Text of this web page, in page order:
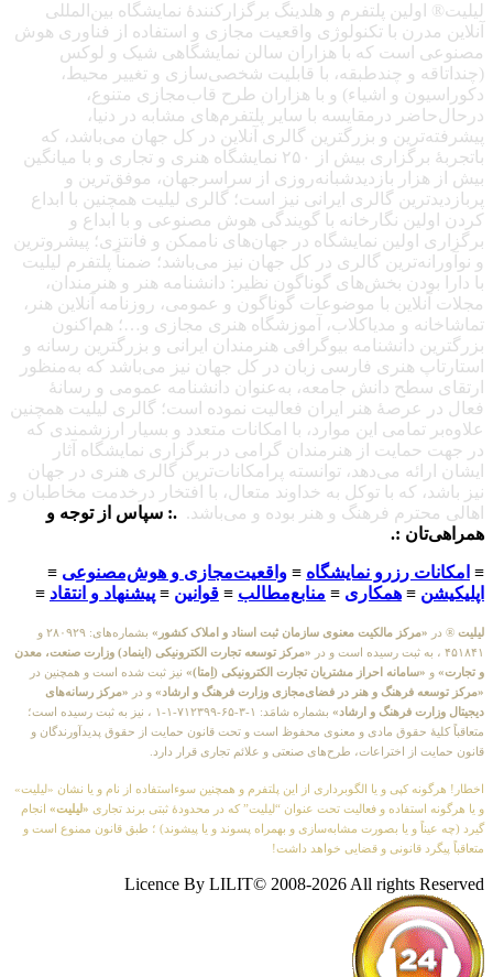
لیلیت® اولین پلتفرم و هلدینگ برگزارکنندهٔ نمایشگاه بین‌المللی
آنلاین مدرن با تکنولوژی واقعیت مجازی و استفاده از فناوری هوش
مصنوعی است که با هزاران سالن نمایشگاهی شیک و لوکس
(چنداتاقه و چندطبقه، با قابلیت شخصی‌سازی و تغییر محیط،
دکوراسیون و اشیاء) و با هزاران طرح قاب‌مجازی متنوع،
درحال‌حاضر درمقایسه با سایر پلتفرم‌های مشابه در دنیا،
پیشرفته‌ترین و بزرگترین گالری آنلاین در کل جهان می‌باشد، که
باتجربهٔ برگزاری بیش از ۲۵۰ نمایشگاه هنری و تجاری و با میانگین
بیش از هزار بازدیدشبانه‌روزی از سراسرجهان، موفق‌ترین و
پربازدیدترین گالری ایرانی نیز است؛ گالری لیلیت همچنین با ابداع
کردن اولین نگارخانه با گویندگی هوش مصنوعی و با ابداع و
برگزاری اولین نمایشگاه در جهان‌های ناممکن و فانتزی؛ پیشروترین
و نوآورانه‌ترین گالری در کل جهان نیز می‌باشد؛ ضمناً پلتفرم لیلیت
با دارا بودن بخش‌های گوناگون نظیر: دانشنامه هنر و هنرمندان،
مجلات آنلاین با موضوعات گوناگون و عمومی، روزنامه آنلاین هنر،
تماشاخانه و مدیاکلاب، آموزشگاه هنری مجازی و…؛ هم‌اکنون
بزرگترین دانشنامه بیوگرافی هنرمندان ایرانی و بزرگترین رسانه و
استارتاپ هنری فارسی زبان در کل جهان نیز می‌باشد که به‌منظور
ارتقای سطح دانش جامعه، به‌عنوان دانشنامه عمومی و رسانهٔ
فعال در عرصهٔ هنر ایران فعالیت نموده است؛ گالری لیلیت همچنین
علاوه‌بر تمامی این موارد، با امکانات متعدد و بسیار ارزشمندی که
در جهت حمایت از هنرمندان گرامی در برگزاری نمایشگاه آثار
ایشان ارائه می‌دهد، توانسته پرامکانات‌ترین گالری هنری در جهان
نیز باشد، که با توکل به خداوند متعال، با افتخار درخدمت مخاطبان و
اهالی محترم فرهنگ و هنر بوده و می‌باشد. .: سپاس از توجه و
همراهی‌تان :.
≡ امکانات رزرو نمایشگاه ≡ واقعیت‌مجازی و هوش‌مصنوعی ≡
اپلیکیشن ≡ همکاری ≡ منابع‌مطالب ≡ قوانین ≡ پیشنهاد و انتقاد ≡
لیلیت ® در «مرکز مالکیت معنوی سازمان ثبت اسناد و املاک کشور»
بشماره‌های: ۲۸۰۹۲۹ و
۴۵۱۸۴۱ ، به ثبت رسیده است و در
«مرکز توسعه تجارت الکترونیکی (اینماد) وزارت صنعت، معدن
و تجارت» و «سامانه احراز مشتریان تجارت الکترونیکی (اِمتا)» نیز ثبت شده است و همچنین در
«مرکز توسعه فرهنگ و هنر در فضای‌مجازی وزارت فرهنگ و ارشاد» و در «مرکز رسانه‌های
دیجیتال وزارت فرهنگ و ارشاد»
بشماره شامَد: ۱-۳-۶۵-۷۱۲۳۹۹-۱-۱ ، نیز به ثبت رسیده است؛
متعاقباً کلیهٔ حقوق مادی و معنوی محفوظ است و تحت قانون حمایت از حقوق پدیدآورندگان و
قانون حمایت از اختراعات، طرح‌های صنعتی و علائم تجاری قرار دارد.
اخطار! هرگونه کپی و یا الگوبرداری از این پلتفرم و همچنین سوءاستفاده از نام و یا نشان «لیلیت»
و یا هرگونه استفاده و فعالیت تحت عنوان “لیلیت” که در محدودهٔ ثبتی برند تجاری «لیلیت» انجام
گیرد (چه عیناً و یا بصورت مشابه‌سازی و بهمراه پسوند و یا پیشوند) ؛ طبق قانون ممنوع است و
متعاقباً پیگرد قانونی و قضایی خواهد داشت!
Licence By LILIT© 2008-2026 All rights Reserved